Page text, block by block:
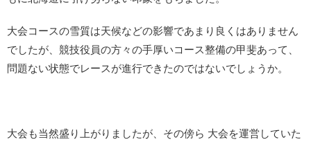
大会コースの雪質は天候などの影響であまり良くはありません
でしたが、競技役員の方々の手厚いコース整備の甲斐あって、
問題ない状態でレースが進行できたのではないでしょうか。
大会も当然盛り上がりましたが、その傍ら 大会を運営していた